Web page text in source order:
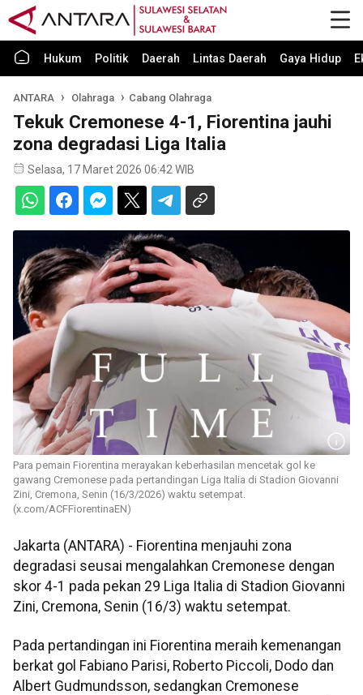
Hukum Politik Daerah Lintas Daerah Gaya Hidup
ANTARA Olahraga Cabang Olahraga
Tekuk Cremonese 4-1, Fiorentina jauhi
zona degradasi Liga Italia
Selasa, 17 Maret 2026 06:42 WIB
Para pemain Fiorentina merayakan keberhasilan mencetak gol ke
gawang Cremonese pada pertandingan Liga Italia di Stadion Giovanni
Zini, Cremona, Senin (16/3/2026) waktu setempat.
(x.com/ACFFiorentinaEN)
Jakarta (ANTARA) - Fiorentina menjauhi zona
degradasi seusai mengalahkan Cremonese dengan
skor 4-1 pada pekan 29 Liga Italia di Stadion Giovanni
Zini, Cremona, Senin (16/3) waktu setempat.
Pada pertandingan ini Fiorentina meraih kemenangan
berkat gol Fabiano Parisi, Roberto Piccoli, Dodo dan
Albert Gudmundsson, sedangkan Cremonese